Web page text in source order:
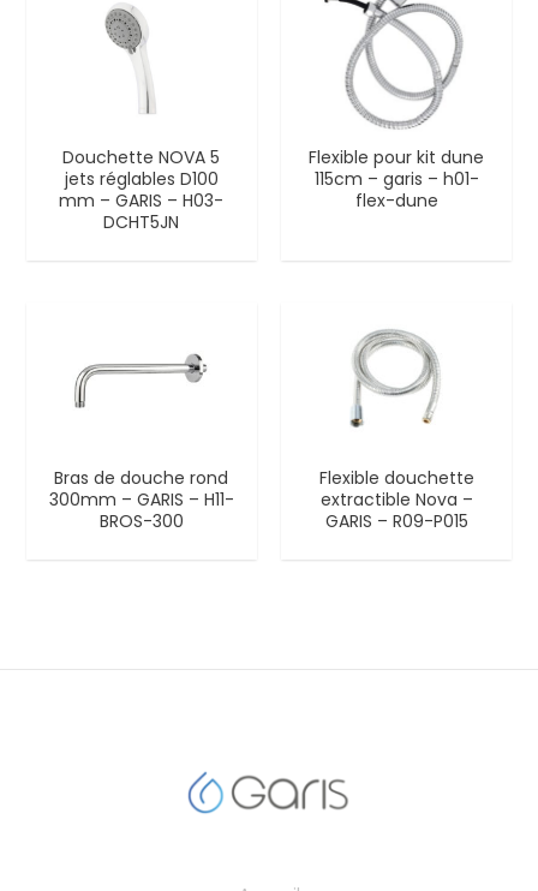
Douchette NOVA 5
jets réglables D100
mm – GARIS – H03-
DCHT5JN
Flexible pour kit dune
115cm – garis – h01-
flex-dune
Bras de douche rond
300mm – GARIS – H11-
BROS-300
Flexible douchette
extractible Nova –
GARIS – R09-P015